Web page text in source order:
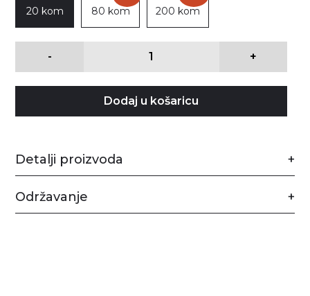
20 kom 80 kom 200 kom
- +
Dodaj u košaricu
Detalji proizvoda
Održavanje